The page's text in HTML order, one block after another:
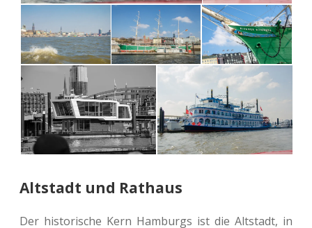
Altstadt und Rathaus
Der his­to­ri­sche Kern Ham­burgs ist die Alt­stadt, in